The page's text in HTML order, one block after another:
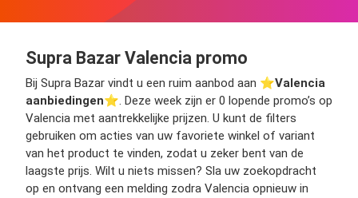
Supra Bazar Valencia promo
Bij Supra Bazar vindt u een ruim aanbod aan ⭐️Valencia
aanbiedingen⭐️. Deze week zijn er 0 lopende promo’s op
Valencia met aantrekkelijke prijzen. U kunt de filters
gebruiken om acties van uw favoriete winkel of variant
van het product te vinden, zodat u zeker bent van de
laagste prijs. Wilt u niets missen? Sla uw zoekopdracht
op en ontvang een melding zodra Valencia opnieuw in